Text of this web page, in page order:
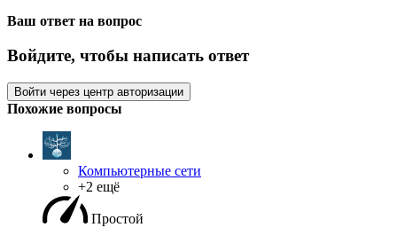
Ваш ответ на вопрос
Войдите, чтобы написать ответ
Войти через центр авторизации
Похожие вопросы
Компьютерные сети
+2 ещё
Простой